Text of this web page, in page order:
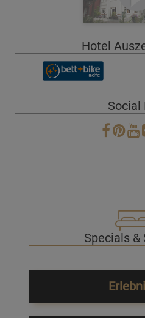
Hotel
Social
Specials &